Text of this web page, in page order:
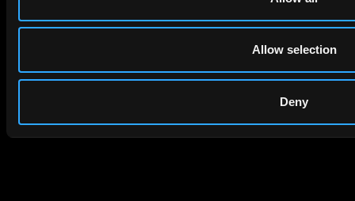
Allow selection
Deny